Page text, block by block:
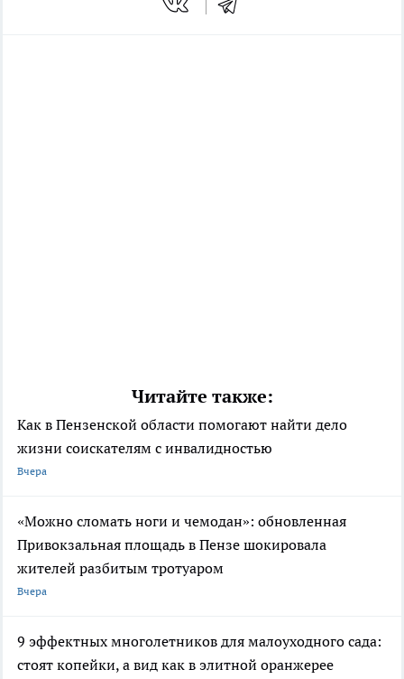
Читайте также:
Как в Пензенской области помогают найти дело
жизни соискателям с инвалидностью
Вчера
«Можно сломать ноги и чемодан»: обновленная
Привокзальная площадь в Пензе шокировала
жителей разбитым тротуаром
Вчера
9 эффектных многолетников для малоуходного сада:
стоят копейки, а вид как в элитной оранжерее